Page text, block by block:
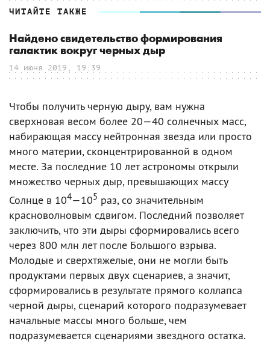
ЧИТАЙТЕ ТАКЖЕ
Найдено свидетельство формирования
галактик вокруг черных дыр
14 июня 2019, 19:39
Чтобы получить черную дыру, вам нужна
сверхновая весом более 20—40 солнечных масс,
набирающая массу нейтронная звезда или просто
много материи, сконцентрированной в одном
месте. За последние 10 лет астрономы открыли
множество черных дыр, превышающих массу
Солнце в 104—105 раз, со значительным
красноволновым сдвигом. Последний позволяет
заключить, что эти дыры сформировались всего
через 800 млн лет после Большого взрыва.
Молодые и сверхтяжелые, они не могли быть
продуктами первых двух сценариев, а значит,
сформировались в результате прямого коллапса
черной дыры, сценарий которого подразумевает
начальные массы много больше, чем
подразумевается сценариями звездного остатка.